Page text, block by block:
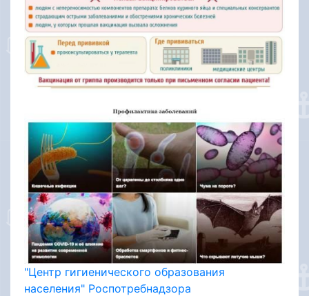
"Центр гигиенического образования
населения" Роспотребнадзора